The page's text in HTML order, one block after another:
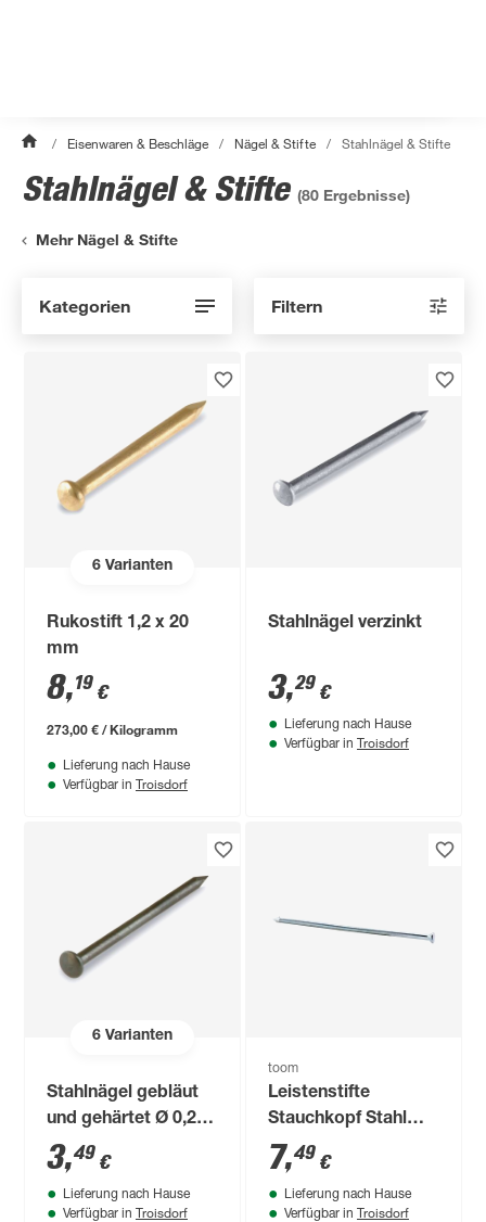
/ Eisenwaren & Beschläge / Nägel & Stifte / Stahlnägel & Stifte
Stahlnägel & Stifte (80 Ergebnisse)
Mehr Nägel & Stifte
Kategorien Filtern
6Varianten
Rukostift 1,2 x 20
mm
8,19 €
273,00 € / Kilogramm
Lieferung nach Hause
Verfügbar in Troisdorf
Stahlnägel verzinkt
3,29 €
Lieferung nach Hause
Verfügbar in Troisdorf
6Varianten
Stahlnägel gebläut
und gehärtet Ø 0,2 x
4 cm
3,49 €
Lieferung nach Hause
Verfügbar in Troisdorf
toom
Leistenstifte
Stauchkopf Stahl
verzinkt gehärtet 1,4
x 45 mm 200 Stück
7,49 €
Lieferung nach Hause
Verfügbar in Troisdorf